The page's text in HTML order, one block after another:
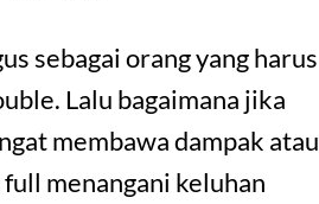
sebagai orang yang harus
Lalu bagaimana jika
membawa dampak atau
menangani keluhan